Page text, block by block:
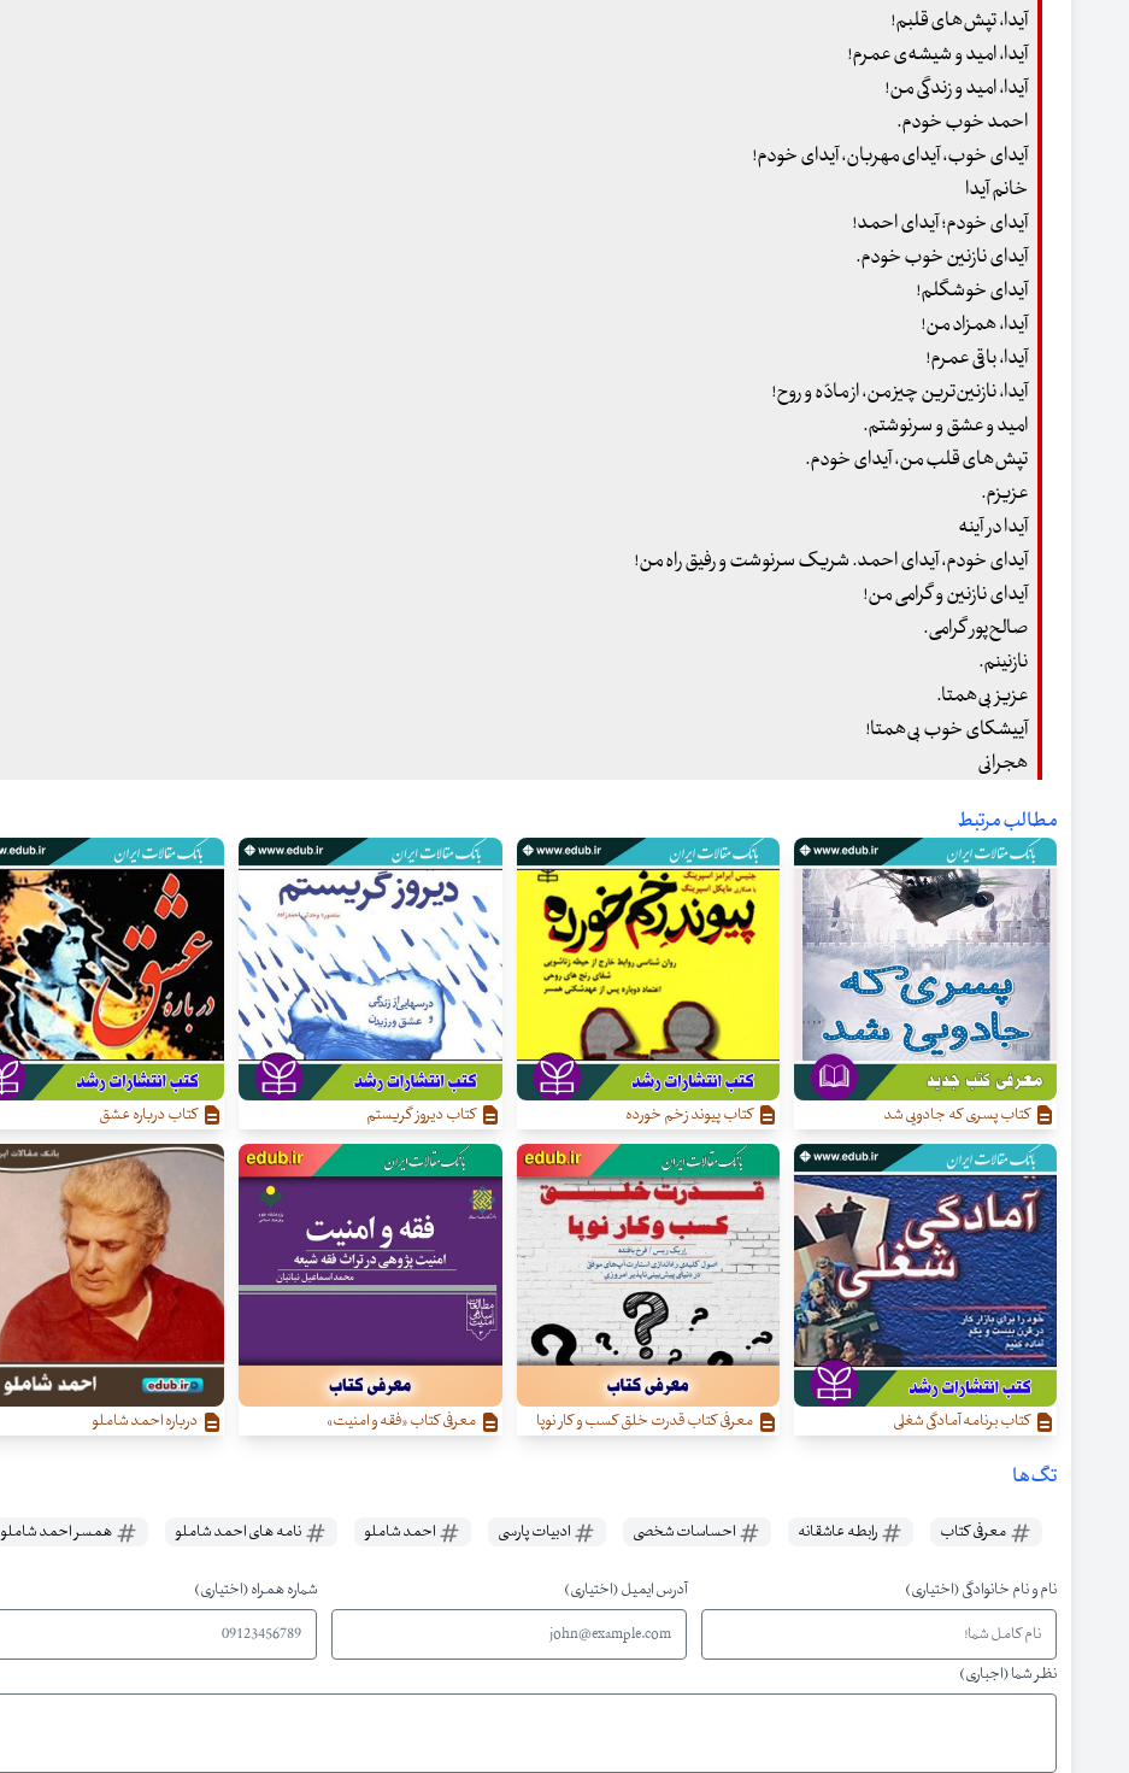
آیدا، تپش‌های قلبم!
آیدا، امید و شیشه‌ی عمرم!
آیدا، امید و زندگی من!
احمد خوب خودم.
آیدای خوب، آیدای مهربان، آیدای خودم!
خانم آیدا
آیدای خودم؛ آیدای احمد!
آیدای نازنین خوب خودم.
آیدای خوشگلم!
آیدا، همزاد من!
آیدا، باقی عمرم!
آیدا، نازنین‌ترین چیز من، از مادّه و روح!
امید و عشق و سرنوشتم.
تپش‌های قلب من، آیدای خودم.
عزیزم.
آیدا در آینه
آیدای خودم، آیدای احمد. شریک سرنوشت و رفیق راه من!
آیدای نازنین و گرامی من!
صالح‌پور گرامی.
نازنینم.
عزیز بی‌همتا.
آییشکای خوب بی‌همتا!
هجرانی
مطالب مرتبط
کتاب پسری که جادویی شد کتاب پیوند زخم خورده کتاب دیروز گریستم کتاب درباره عشق
کتاب برنامه آمادگی شغلی معرفی کتاب قدرت خلق کسب‌ و کار نوپا معرفی کتاب «فقه و امنیت» درباره احمد شاملو
تگ‌ها
معرفی کتاب رابطه عاشقانه احساسات شخصی ادبیات پارسی احمد شاملو نامه های احمد شاملو همسر احمد شاملو
نام و نام خانوادگی (اختیاری) آدرس ایمیل (اختیاری) شماره همراه (اختیاری)
نظر شما (اجباری)